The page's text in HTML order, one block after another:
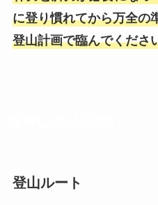
に登り慣れてから万全の
登山計画で臨んでくださ
登山ルート